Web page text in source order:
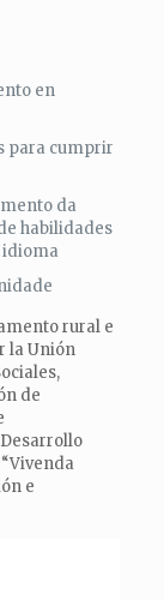
en
para cumprir
da
habilidades
idioma
rural e
la Unión
de
e